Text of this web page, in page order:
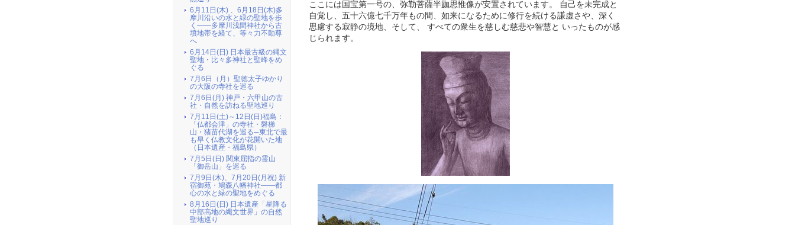
ここには国宝第一号の、弥勒菩薩半跏思惟像が安置されています。 自己を未完成と
自覚し、五十六億七千万年もの間、如来になるために修行を続ける謙虚さや、深く
思慮する寂静の境地、そして、 すべての衆生を慈しむ慈悲や智慧と いったものが感
じられます。
6月11日(木) 、6月18日(木)多
摩川沿いの水と緑の聖地を歩
く――多摩川浅間神社から古
墳地帯を経て、等々力不動尊
へ
6月14日(日) 日本最古級の縄文
聖地・比々多神社と聖峰をめ
ぐる
7月6日（月）聖徳太子ゆかり
の大阪の寺社を巡る
7月6日(月) 神戸・六甲山の古
社・自然を訪ねる聖地巡り
7月11日(土)～12日(日)福島：
「仏都会津」の寺社・磐梯
山・猪苗代湖を巡る─東北で最
も早く仏教文化が花開いた地
（日本遺産・福島県）
7月5日(日) 関東屈指の霊山
「御岳山」を巡る
7月9日(木)、7月20日(月祝) 新
宿御苑・鳩森八幡神社――都
心の水と緑の聖地をめぐる
8月16日(日) 日本遺産「星降る
中部高地の縄文世界」の自然
聖地巡り